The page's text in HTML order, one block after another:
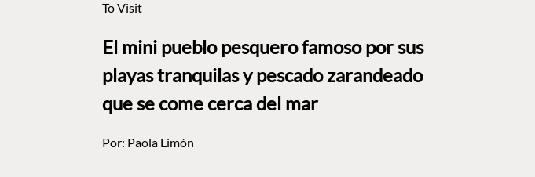
To Visit
El mini pueblo pesquero famoso por sus
playas tranquilas y pescado zarandeado
que se come cerca del mar
Por: Paola Limón